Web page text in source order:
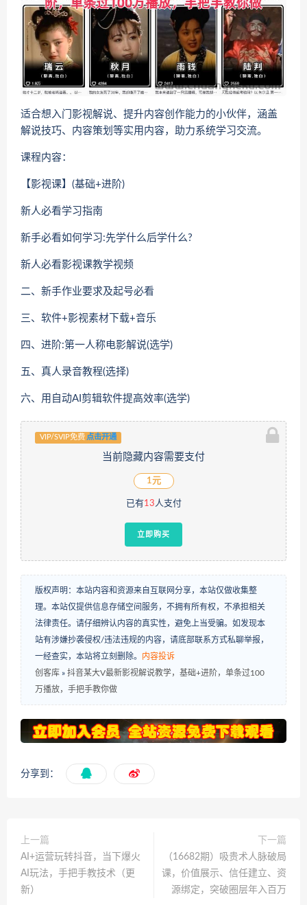
适合想入门影视解说、提升内容创作能力的小伙伴，涵盖
解说技巧、内容策划等实用内容，助力系统学习交流。
课程内容：
【影视课】(基础+进阶)
新人必看学习指南
新手必看如何学习:先学什么后学什么?
新人必看影视课教学视频
二、新手作业要求及起号必看
三、软件+影视素材下载+音乐
四、进阶:第一人称电影解说(选学)
五、真人录音教程(选择)
六、用自动AI剪辑软件提高效率(选学)
VIP/SVIP免费 点击开通
当前隐藏内容需要支付
1元
已有 13人支付
立即购买
版权声明：本站内容和资源来自互联网分享，本站仅做收集整
理。本站仅提供信息存储空间服务，不拥有所有权，不承担相关
法律责任。请仔细辨认内容的真实性，避免上当受骗。如发现本
站有涉嫌抄袭侵权/违法违规的内容，请底部联系方式私聊举报，
一经查实，本站将立刻删除。
内容投诉
创客库 » 抖音某大V最新影视解说教学，基础+进阶，单条过100
万播放，手把手教你做
分享到：
上一篇
AI+运营玩转抖音，当下爆火
AI玩法，手把手教技术（更
新）
下一篇
（16682期）吸贵术人脉破局
课，价值展示、信任建立、资
源绑定，突破圈层年入百万